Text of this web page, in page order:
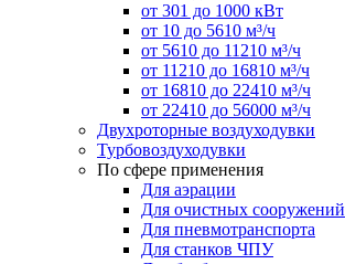
от 301 до 1000 кВт
от 10 до 5610 м³/ч
от 5610 до 11210 м³/ч
от 11210 до 16810 м³/ч
от 16810 до 22410 м³/ч
от 22410 до 56000 м³/ч
Двухроторные воздуходувки
Турбовоздуходувки
По сфере применения
Для аэрации
Для очистных сооружений
Для пневмотранспорта
Для станков ЧПУ